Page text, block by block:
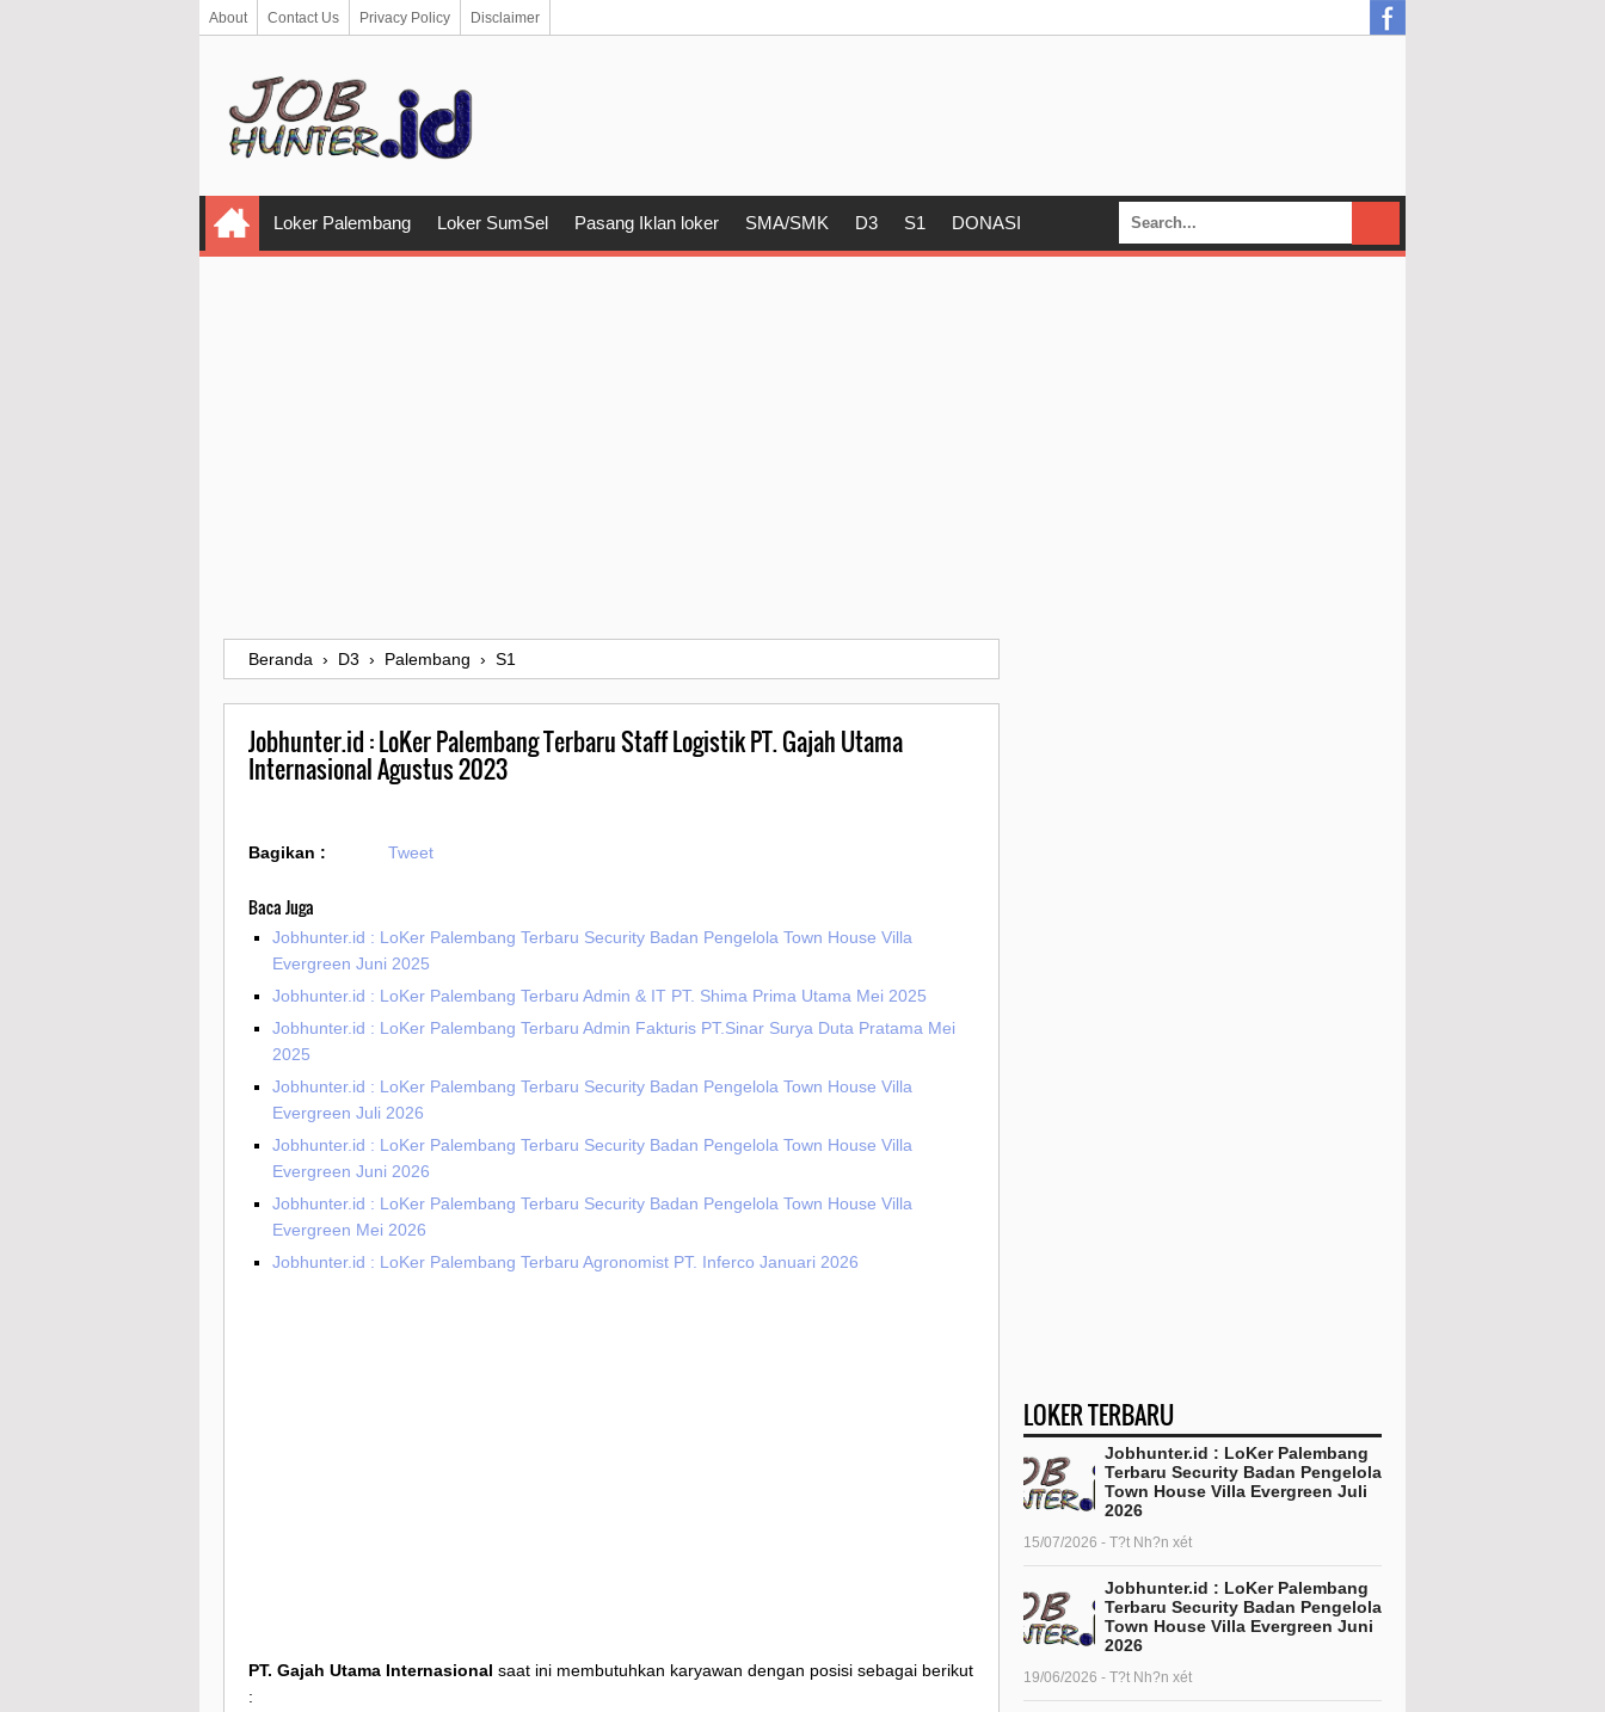
About Contact Us Privacy Policy Disclaimer
Loker Palembang Loker SumSel Pasang Iklan loker SMA/SMK D3 S1 DONASI
Beranda › D3 › Palembang › S1
Jobhunter.id : LoKer Palembang Terbaru Staff Logistik PT. Gajah Utama
Internasional Agustus 2023
Bagikan : Tweet
Baca Juga
Jobhunter.id : LoKer Palembang Terbaru Security Badan Pengelola Town House Villa
Evergreen Juni 2025
Jobhunter.id : LoKer Palembang Terbaru Admin & IT PT. Shima Prima Utama Mei 2025
Jobhunter.id : LoKer Palembang Terbaru Admin Fakturis PT.Sinar Surya Duta Pratama Mei
2025
Jobhunter.id : LoKer Palembang Terbaru Security Badan Pengelola Town House Villa
Evergreen Juli 2026
Jobhunter.id : LoKer Palembang Terbaru Security Badan Pengelola Town House Villa
Evergreen Juni 2026
Jobhunter.id : LoKer Palembang Terbaru Security Badan Pengelola Town House Villa
Evergreen Mei 2026
Jobhunter.id : LoKer Palembang Terbaru Agronomist PT. Inferco Januari 2026
PT. Gajah Utama Internasional saat ini membutuhkan karyawan dengan posisi sebagai berikut
:
LOKER TERBARU
Jobhunter.id : LoKer Palembang
Terbaru Security Badan Pengelola
Town House Villa Evergreen Juli
2026
15/07/2026 - T?t Nh?n xét
Jobhunter.id : LoKer Palembang
Terbaru Security Badan Pengelola
Town House Villa Evergreen Juni
2026
19/06/2026 - T?t Nh?n xét